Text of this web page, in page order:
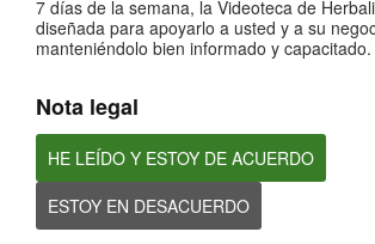
7 días de la semana, la Videoteca de
diseñada para apoyarlo a usted y a su
manteniéndolo bien informado y capacitado.
Nota legal
HE LEÍDO Y ESTOY DE ACUERDO
ESTOY EN DESACUERDO
cada momento